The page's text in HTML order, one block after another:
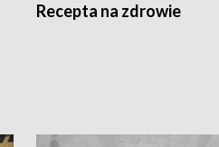
Recepta na zdrowie